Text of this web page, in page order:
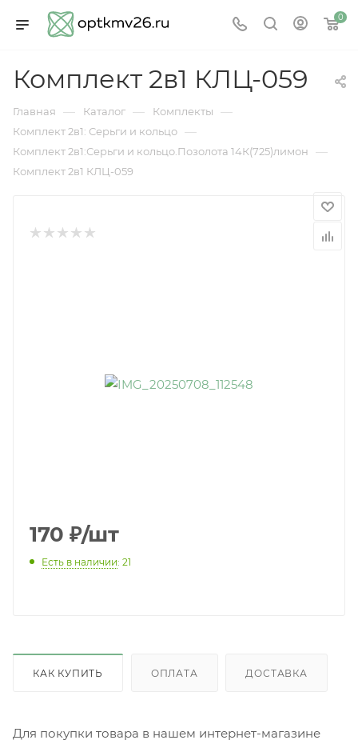
0
Комплект 2в1 КЛЦ-059
Главная — Каталог — Комплекты —
Комплект 2в1: Серьги и кольцо —
Комплект 2в1:Серьги и кольцо.Позолота 14К(725)лимон —
Комплект 2в1 КЛЦ-059
170 ₽/шт
Есть в наличии: 21
КАК КУПИТЬ ОПЛАТА ДОСТАВКА
Для покупки товара в нашем интернет-магазине